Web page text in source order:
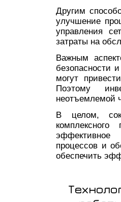
Другим
улучшение
управления
затраты на
Важным
безопасности
могут
Поэтому
неотъемлемой
В целом,
эффективное
процессов и
обеспечить